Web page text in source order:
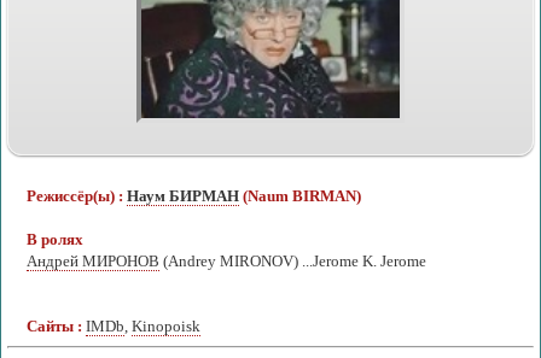
Режиссёр(ы) : Наум БИРМАН (Naum BIRMAN)
В ролях
Андрей МИРОНОВ (Andrey MIRONOV) ...Jerome K. Jerome
Сайты : IMDb, Kinopoisk